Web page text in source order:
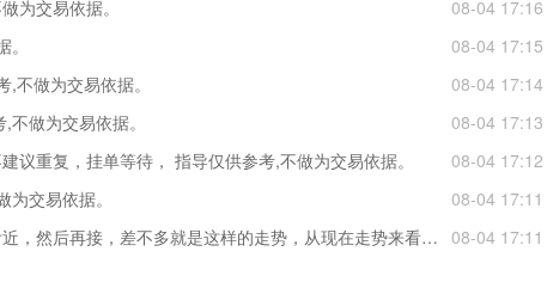
为交易依据。
08-04 17:16
08-04 17:15
不做为交易依据。
08-04 17:14
做为交易依据。
08-04 17:13
议重复，挂单等待， 指导仅供参考,不做为交易依据。
08-04 17:12
交易依据。
08-04 17:11
多单出了小涨一点，本来计划是看到4070附近，然后再接，差不多就是这样的走势，从现在走势来看，黄金还是震荡，空间不大，即使下跌，下方也就4020附近，现在回落依靠这个价格再接，或者美盘晚上再说 指导仅供参考,不做为交易依据。 08-04 17:11